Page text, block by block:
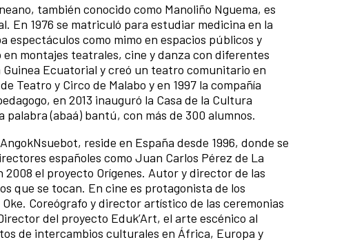
también conocido como Manoliño Nguema, es
En 1976 se matriculó para estudiar medicina en la
espectáculos como mimo en espacios públicos y
montajes teatrales, cine y danza con diferentes
Ecuatorial y creó un teatro comunitario en
Teatro y Circo de Malabo y en 1997 la compañía
en 2013 inauguró la Casa de la Cultura
palabra (abaá) bantú, con más de 300 alumnos.
reside en España desde 1996, donde se
españoles como Juan Carlos Pérez de La
el proyecto Orígenes. Autor y director de las
que se tocan. En cine es protagonista de los
Coreógrafo y director artístico de las ceremonias
del proyecto Eduk’Art, el arte escénico al
de intercambios culturales en África, Europa y